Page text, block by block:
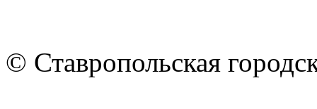
© Ставропольская